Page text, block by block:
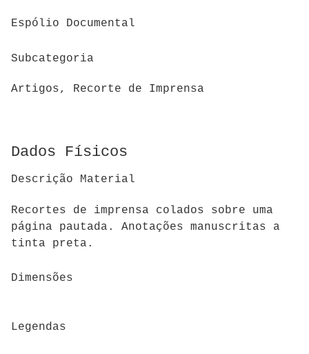
Espólio Documental
Subcategoria
Artigos, Recorte de Imprensa
Dados Físicos
Descrição Material
Recortes de imprensa colados sobre uma
página pautada. Anotações manuscritas a
tinta preta.
Dimensões
Legendas